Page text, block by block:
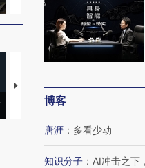
育部
【推广】走进第四届链博
会，让数智科技“链”接产
博客
唐涯 ： 多看少动
知识分子 ： AI冲击之下